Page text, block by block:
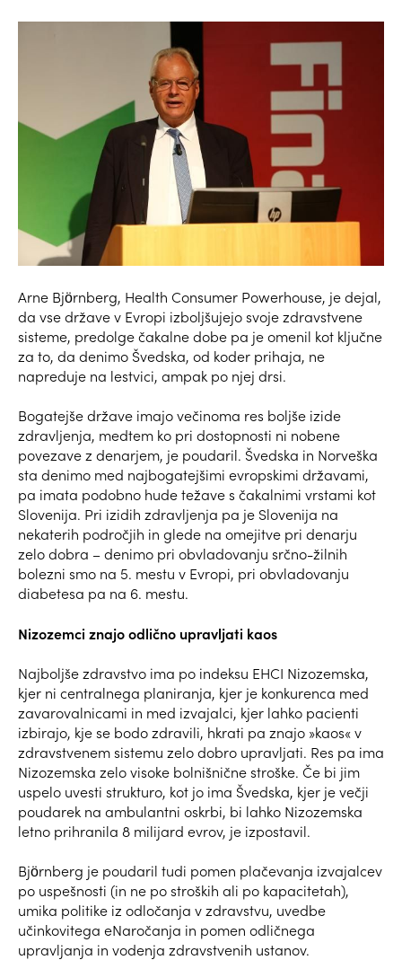
Arne Björnberg, Health Consumer Powerhouse, je dejal,
da vse države v Evropi izboljšujejo svoje zdravstvene
sisteme, predolge čakalne dobe pa je omenil kot ključne
za to, da denimo Švedska, od koder prihaja, ne
napreduje na lestvici, ampak po njej drsi.
Bogatejše države imajo večinoma res boljše izide
zdravljenja, medtem ko pri dostopnosti ni nobene
povezave z denarjem, je poudaril. Švedska in Norveška
sta denimo med najbogatejšimi evropskimi državami,
pa imata podobno hude težave s čakalnimi vrstami kot
Slovenija. Pri izidih zdravljenja pa je Slovenija na
nekaterih področjih in glede na omejitve pri denarju
zelo dobra – denimo pri obvladovanju srčno-žilnih
bolezni smo na 5. mestu v Evropi, pri obvladovanju
diabetesa pa na 6. mestu.
Nizozemci znajo odlično upravljati kaos
Najboljše zdravstvo ima po indeksu EHCI Nizozemska,
kjer ni centralnega planiranja, kjer je konkurenca med
zavarovalnicami in med izvajalci, kjer lahko pacienti
izbirajo, kje se bodo zdravili, hkrati pa znajo »kaos« v
zdravstvenem sistemu zelo dobro upravljati. Res pa ima
Nizozemska zelo visoke bolnišnične stroške. Če bi jim
uspelo uvesti strukturo, kot jo ima Švedska, kjer je večji
poudarek na ambulantni oskrbi, bi lahko Nizozemska
letno prihranila 8 milijard evrov, je izpostavil.
Björnberg je poudaril tudi pomen plačevanja izvajalcev
po uspešnosti (in ne po stroških ali po kapacitetah),
umika politike iz odločanja v zdravstvu, uvedbe
učinkovitega eNaročanja in pomen odličnega
upravljanja in vodenja zdravstvenih ustanov.